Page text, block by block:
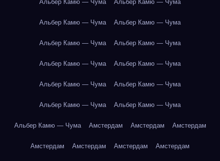
Альбер Камю — Чума Альбер Камю — Чума
Альбер Камю — Чума Альбер Камю — Чума
Альбер Камю — Чума Альбер Камю — Чума
Альбер Камю — Чума Альбер Камю — Чума
Альбер Камю — Чума Альбер Камю — Чума
Альбер Камю — Чума Альбер Камю — Чума
Альбер Камю — Чума Амстердам Амстердам Амстердам
Амстердам Амстердам Амстердам Амстердам